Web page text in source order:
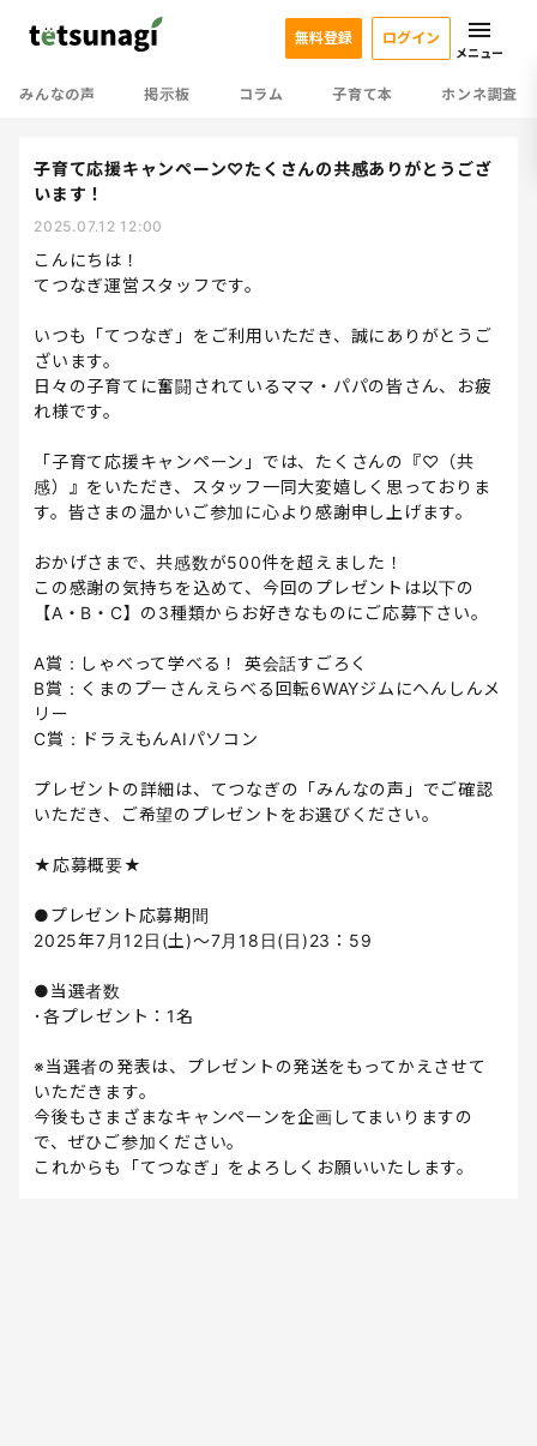
みんなの声 掲示板 コラム 子育て本 ホンネ調査
無料登録 ログイン
メニュー
子育て応援キャンペーン♡たくさんの共感ありがとうござ
います！
2025.07.12 12:00
こんにちは！
てつなぎ運営スタッフです。
いつも「てつなぎ」をご利用いただき、誠にありがとうご
ざいます。
日々の子育てに奮闘されているママ・パパの皆さん、お疲
れ様です。
「子育て応援キャンペーン」では、たくさんの『♡（共
感）』をいただき、スタッフ一同大変嬉しく思っておりま
す。皆さまの温かいご参加に心より感謝申し上げます。
おかげさまで、共感数が500件を超えました！
この感謝の気持ちを込めて、今回のプレゼントは以下の
【A・B・C】の3種類からお好きなものにご応募下さい。
A賞：しゃべって学べる！ 英会話すごろく
B賞：くまのプーさんえらべる回転6WAYジムにへんしんメ
リー
C賞：ドラえもんAIパソコン
プレゼントの詳細は、てつなぎの「みんなの声」でご確認
いただき、ご希望のプレゼントをお選びください。
★応募概要★
●プレゼント応募期間
2025年7月12日(土)～7月18日(日)23：59
●当選者数
･各プレゼント：1名
※当選者の発表は、プレゼントの発送をもってかえさせて
いただきます。
今後もさまざまなキャンペーンを企画してまいりますの
で、ぜひご参加ください。
これからも「てつなぎ」をよろしくお願いいたします。